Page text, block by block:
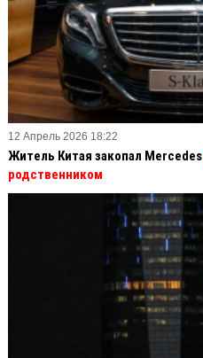
12 Апрель 2026 18:22
Житель Китая закопал Mercedes
родственником